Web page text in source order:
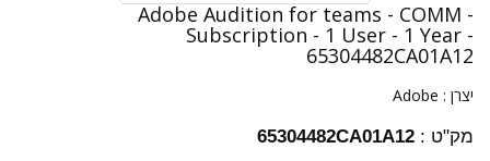
Adobe Audition for teams - COMM -
Subscription - 1 User - 1 Year -
65304482CA01A12
יצרן : Adobe
מק"ט : 65304482CA01A12